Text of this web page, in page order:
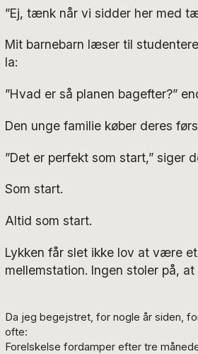
”Ej, tænk når vi sidder her med
Mit barnebarn læser til
la:
”Hvad er så planen bagefter?”
Den unge familie køber deres
”Det er perfekt som start,” siger
Som start.
Altid som start.
Lykken får slet ikke lov at være
mellemstation. Ingen stoler på,
Da jeg begejstret, for nogle år siden,
ofte:
Forelskelse fordamper efter tre